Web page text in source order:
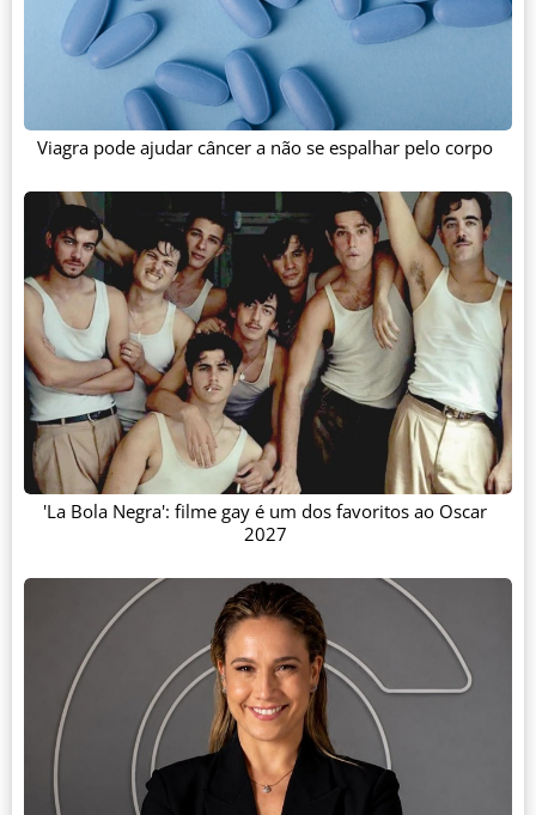
Viagra pode ajudar câncer a não se espalhar pelo corpo
'La Bola Negra': filme gay é um dos favoritos ao Oscar
2027